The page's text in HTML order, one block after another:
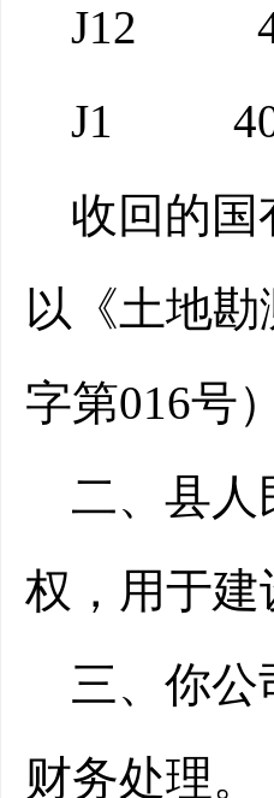
J12
J1
收回的国
以《土地
字第016号）
二、 县人
权，用于
三、 你公
财务处理。